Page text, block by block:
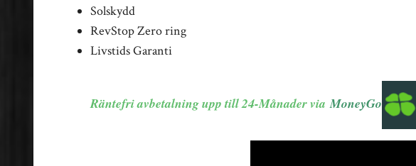
Solskydd
RevStop Zero ring
Livstids Garanti
Räntefri avbetalning upp till 24-Månader via MoneyGo